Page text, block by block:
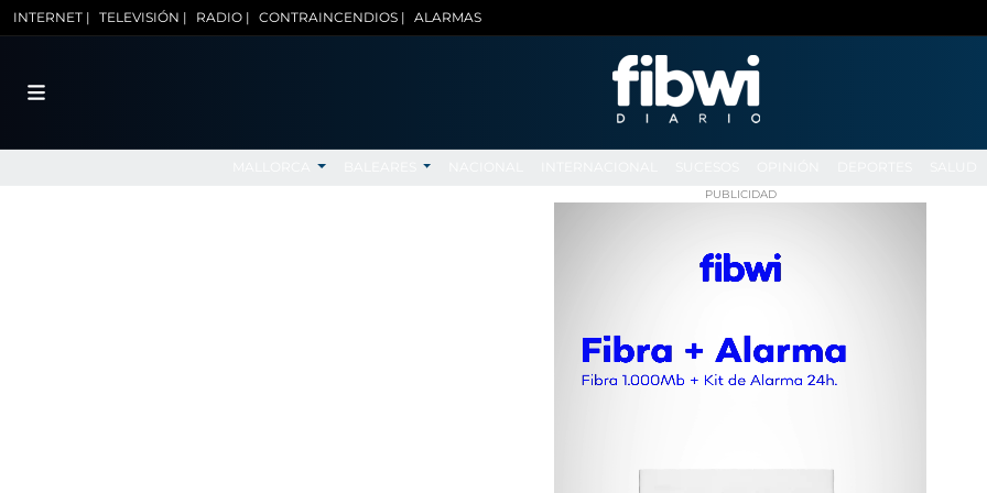
INTERNET | TELEVISIÓN | RADIO | CONTRAINCENDIOS | ALARMAS